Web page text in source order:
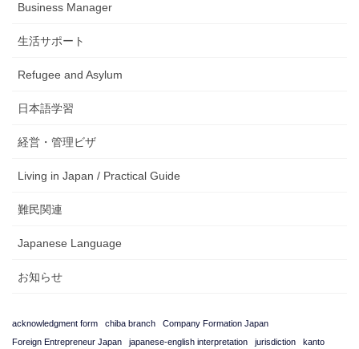
Business Manager
生活サポート
Refugee and Asylum
日本語学習
経営・管理ビザ
Living in Japan / Practical Guide
難民関連
Japanese Language
お知らせ
acknowledgment form chiba branch
Company Formation Japan
Foreign Entrepreneur Japan
japanese-english interpretation jurisdiction
kanto